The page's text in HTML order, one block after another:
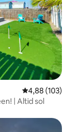
4,88 ud af 5 i
4,88 (103)
| Altid sol